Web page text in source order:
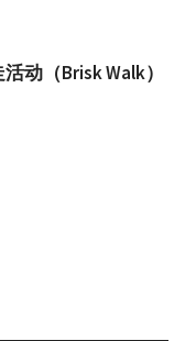
动（Brisk Walk）